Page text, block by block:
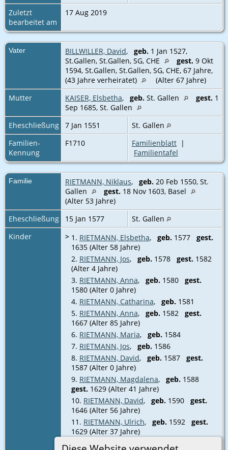
Zuletzt
bearbeitet am
17 Aug 2019
Vater BILLWILLER, David, geb. 1 Jan 1527,
St.Gallen, St.Gallen, SG, CHE
gest. 9 Okt
1594, St.Gallen, St.Gallen, SG, CHE‎, 67 Jahre,
(43 Jahre verheiratet)
(Alter 67 Jahre)
Mutter
KAISER, Elsbetha, geb. St. Gallen gest. 1
Sep 1685, St. Gallen
Eheschließung
7 Jan 1551
St. Gallen
Familien-
Kennung
F1710 Familienblatt |
Familientafel
Familie RIETMANN, Niklaus, geb. 20 Feb 1550, St.
Gallen
gest. 18 Nov 1603, Basel
(Alter 53 Jahre)
Eheschließung
15 Jan 1577
St. Gallen
Kinder
> 1. RIETMANN, Elsbetha, geb. 1577 gest.
1635 (Alter 58 Jahre)
2. RIETMANN, Jos, geb. 1578 gest. 1582
(Alter 4 Jahre)
3. RIETMANN, Anna, geb. 1580 gest.
1580 (Alter 0 Jahre)
4. RIETMANN, Catharina, geb. 1581
5. RIETMANN, Anna, geb. 1582 gest.
1667 (Alter 85 Jahre)
6. RIETMANN, Maria, geb. 1584
7. RIETMANN, Jos, geb. 1586
8. RIETMANN, David, geb. 1587 gest.
1587 (Alter 0 Jahre)
9. RIETMANN, Magdalena, geb. 1588
gest. 1629 (Alter 41 Jahre)
10. RIETMANN, David, geb. 1590 gest.
1646 (Alter 56 Jahre)
11. RIETMANN, Ulrich, geb. 1592 gest.
1629 (Alter 37 Jahre)
RIETMANN, Nikolaus geb.